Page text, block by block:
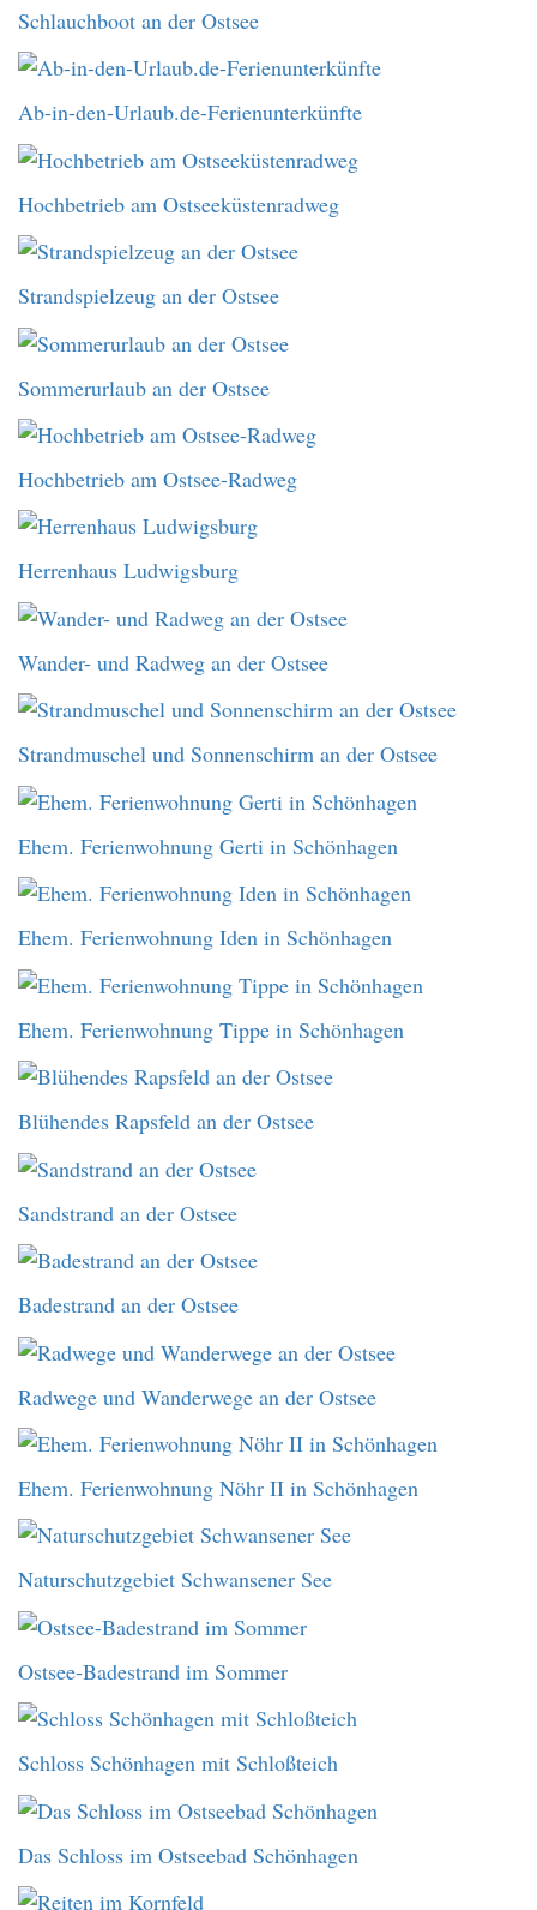
Schlauchboot an der Ostsee
Ab-in-den-Urlaub.de-Ferienunterkünfte
Hochbetrieb am Ostseeküstenradweg
Strandspielzeug an der Ostsee
Sommerurlaub an der Ostsee
Hochbetrieb am Ostsee-Radweg
Herrenhaus Ludwigsburg
Wander- und Radweg an der Ostsee
Strandmuschel und Sonnenschirm an der Ostsee
Ehem. Ferienwohnung Gerti in Schönhagen
Ehem. Ferienwohnung Iden in Schönhagen
Ehem. Ferienwohnung Tippe in Schönhagen
Blühendes Rapsfeld an der Ostsee
Sandstrand an der Ostsee
Badestrand an der Ostsee
Radwege und Wanderwege an der Ostsee
Ehem. Ferienwohnung Nöhr II in Schönhagen
Naturschutzgebiet Schwansener See
Ostsee-Badestrand im Sommer
Schloss Schönhagen mit Schloßteich
Das Schloss im Ostseebad Schönhagen